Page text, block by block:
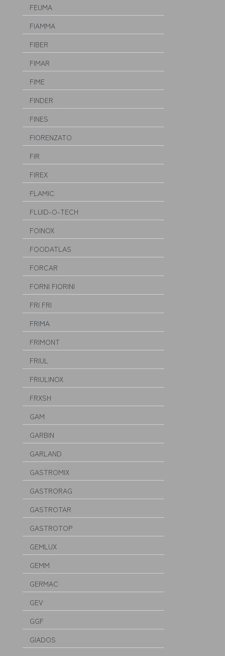
FEUMA
FIAMMA
FIBER
FIMAR
FIME
FINDER
FINES
FIORENZATO
FIR
FIREX
FLAMIC
FLUID-O-TECH
FOINOX
FOODATLAS
FORCAR
FORNI FIORINI
FRI FRI
FRIMA
FRIMONT
FRIUL
FRIULINOX
FRXSH
GAM
GARBIN
GARLAND
GASTROMIX
GASTRORAG
GASTROTAR
GASTROTOP
GEMLUX
GEMM
GERMAC
GEV
GGF
GIADOS